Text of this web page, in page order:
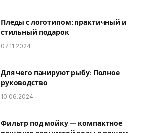
Пледы с логотипом: практичный и
стильный подарок
07.11.2024
Для чего панируют рыбу: Полное
руководство
10.06.2024
Фильтр под мойку — компактное